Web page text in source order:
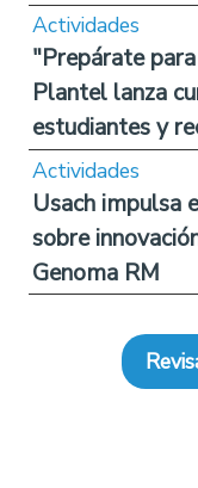
Actividades
"Prepárate
Plantel lanza
estudiantes y
Actividades
Usach impulsa
sobre
Genoma RM